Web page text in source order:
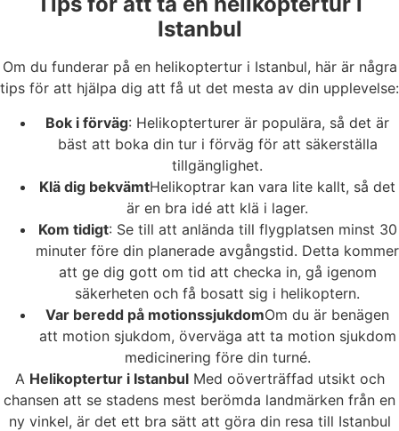
Istanbul
Om du funderar på en helikoptertur i Istanbul, här är några
tips för att hjälpa dig att få ut det mesta av din upplevelse:
Bok i förväg: Helikopterturer är populära, så det är
bäst att boka din tur i förväg för att säkerställa
tillgänglighet.
Klä dig bekvämtHelikoptrar kan vara lite kallt, så det
är en bra idé att klä i lager.
Kom tidigt: Se till att anlända till flygplatsen minst 30
minuter före din planerade avgångstid. Detta kommer
att ge dig gott om tid att checka in, gå igenom
säkerheten och få bosatt sig i helikoptern.
Var beredd på motionssjukdomOm du är benägen
att motion sjukdom, överväga att ta motion sjukdom
medicinering före din turné.
A Helikoptertur i IstanbulMed oöverträffad utsikt och
chansen att se stadens mest berömda landmärken från en
ny vinkel, är det ett bra sätt att göra din resa till Istanbul